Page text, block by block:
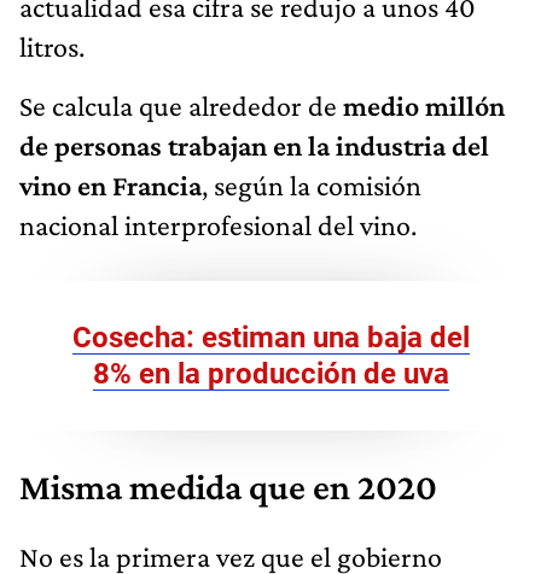
actualidad esa cifra se redujo a unos 40
litros.
Se calcula que alrededor de medio millón
de personas trabajan en la industria del
vino en Francia, según la comisión
nacional interprofesional del vino.
Cosecha: estiman una baja del
8% en la producción de uva
Misma medida que en 2020
No es la primera vez que el gobierno